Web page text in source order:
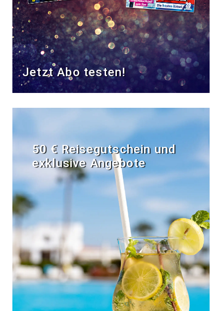
Jetzt Abo testen!
50 € Reisegutschein und
exklusive Angebote